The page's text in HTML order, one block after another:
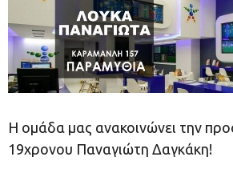
Η ομάδα μας ανακοινώνει την
19χρονου Παναγιώτη Δαγκάκη!